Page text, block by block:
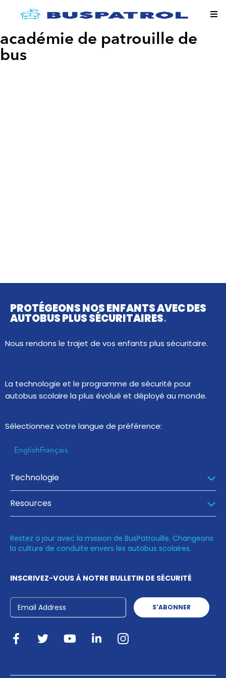
académie de patrouille de
bus
PROTÉGEONS NOS ENFANTSAVEC DES
AUTOBUS PLUS SÉCURITAIRES.
Nous rendons le trajet de vos enfants plus sécuritaire.
La technologie et le programme de sécurité pour
autobus scolaire la plus évolué et déployé au monde.
Sélectionnez votre langue de préférence:
EnglishFrançais
Technologie
Resources
Restez à jour avec la mission de BusPatrouille. Changeons
la culture de conduite envers les autobus scolaires.
INSCRIVEZ-VOUS À NOTRE BULLETIN DE SÉCURITÉ